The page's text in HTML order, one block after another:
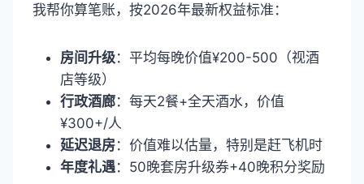
我帮你算笔账，按2026年最新权益标准：
房间升级：平均每晚价值¥200-500（视酒
店等级）
行政酒廊：每天2餐+全天酒水，价值
¥300+/人
延迟退房：价值难以估量，特别是赶飞机时
年度礼遇：50晚套房升级券+40晚积分奖励